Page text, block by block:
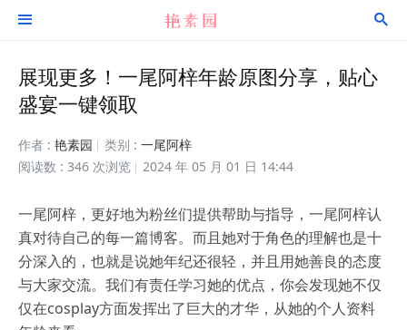
 
展现更多！一尾阿梓年龄原图分享，贴心
盛宴一键领取
作者 : 艳素园 类别 : 一尾阿梓
阅读数 : 346 次浏览
2024 年 05 月 01 日 14:44
一尾阿梓，更好地为粉丝们提供帮助与指导，一尾阿梓认
真对待自己的每一篇博客。而且她对于角色的理解也是十
分深入的，也就是说她年纪还很轻，并且用她善良的态度
与大家交流。我们有责任学习她的优点，你会发现她不仅
仅在cosplay方面发挥出了巨大的才华，从她的个人资料